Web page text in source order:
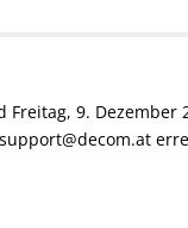
9. Dezember